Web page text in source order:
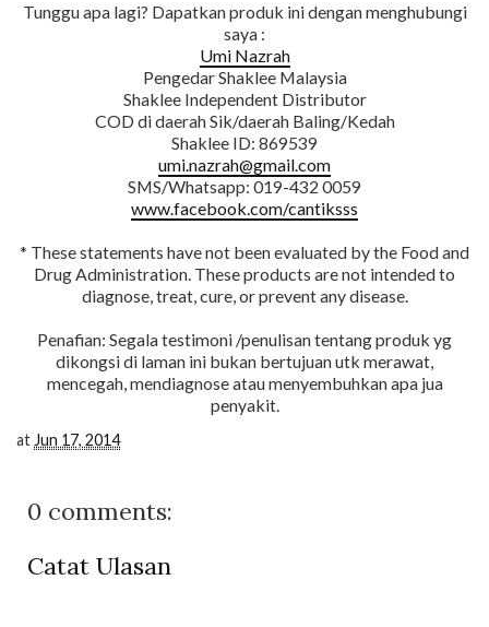
Tunggu apa lagi? Dapatkan produk ini dengan menghubungi
saya :
Umi Nazrah
Pengedar Shaklee Malaysia
Shaklee Independent Distributor
COD di daerah Sik/daerah Baling/Kedah
Shaklee ID: 869539
umi.nazrah@gmail.com
SMS/Whatsapp: 019-432 0059
www.facebook.com/cantiksss
* These statements have not been evaluated by the Food and
Drug Administration. These products are not intended to
diagnose, treat, cure, or prevent any disease.
Penafian: Segala testimoni /penulisan tentang produk yg
dikongsi di laman ini bukan bertujuan utk merawat,
mencegah, mendiagnose atau menyembuhkan apa jua
penyakit.
at Jun 17, 2014
0 comments:
Catat Ulasan